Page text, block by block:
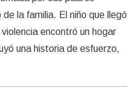
la familia. El niño que llegó
encontró un hogar
una historia de esfuerzo,